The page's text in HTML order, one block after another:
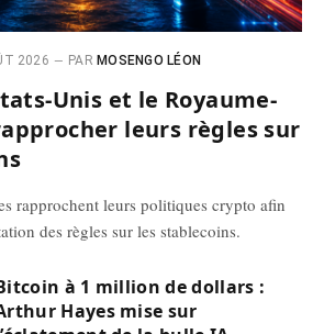
2026 PAR MOSENGO LÉON
Unis et le Royaume-
leurs règles sur
rapprochent leurs politiques crypto afin
des règles sur les stablecoins.
à 1 million de dollars :
Hayes mise sur